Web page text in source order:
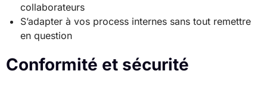
collaborateurs
S’adapter à vos process internes sans tout remettre
en question
Conformité et sécurité